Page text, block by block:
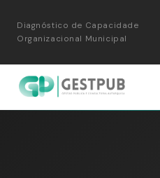
Diagnóstico de Capacidade
Organizacional Municipal